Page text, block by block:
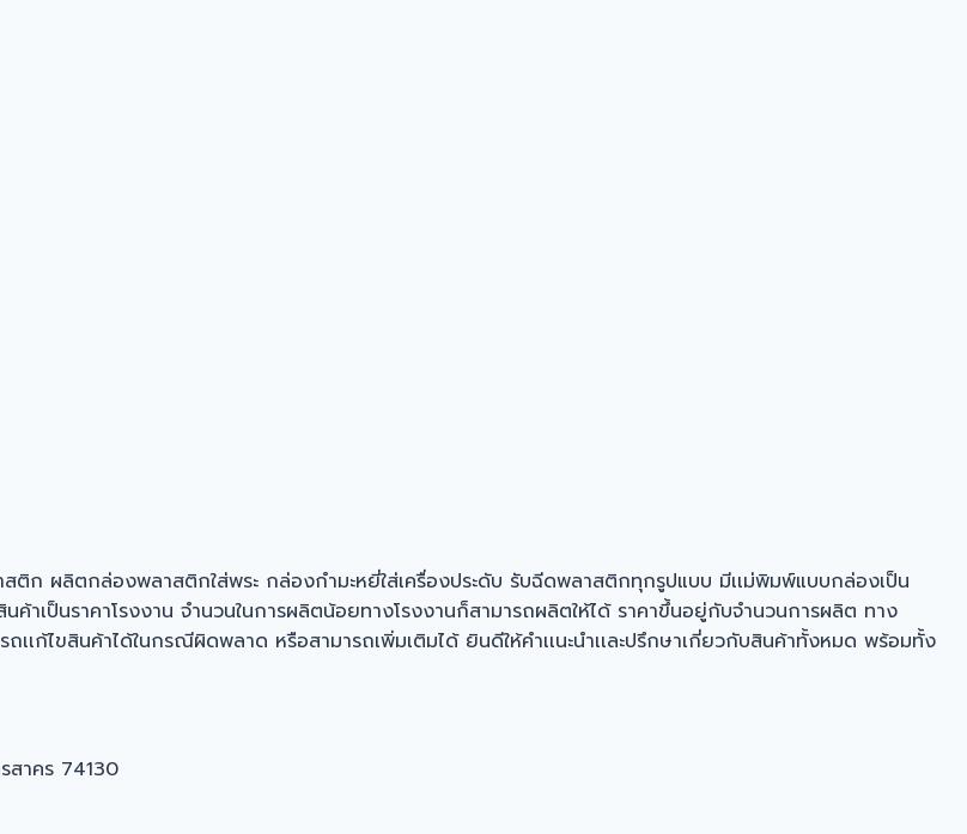
ก ผลิตกล่องพลาสติกใส่พระ กล่องกำมะหยี่ใส่เครื่องประดับ รับฉีดพลาสติกทุกรูปแบบ มีเเม่พิมพ์แบบกล่องเป็น
าเป็นราคาโรงงาน จำนวนในการผลิตน้อยทางโรงงานก็สามารถผลิตให้ได้ ราคาขึ้นอยู่กับจำนวนการผลิต ทาง
ก้ไขสินค้าได้ในกรณีผิดพลาด หรือสามารถเพิ่มเติมได้ ยินดีให้คำเเนะนำเเละปรึกษาเกี่ยวกับสินค้าทั้งหมด พร้อมทั้ง
สาคร 74130